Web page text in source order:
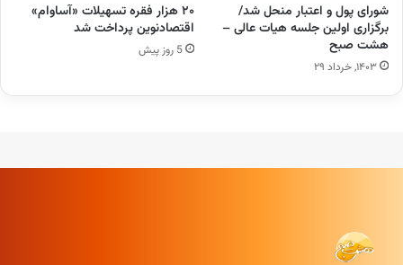
شورای پول و اعتبار منحل شد/
برگزاری اولین جلسه هیات عالی –
هشت صبح
۱۴۰۳, خرداد ۲۹
۲۰ هزار فقره تسهیلات «آساوام»
اقتصادنوین پرداخت شد
5 روز پیش